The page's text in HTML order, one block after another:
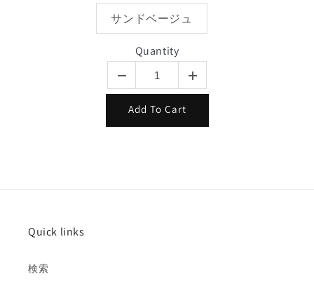
サンドベージュ
Quantity
Add To Cart
Quick links
検索